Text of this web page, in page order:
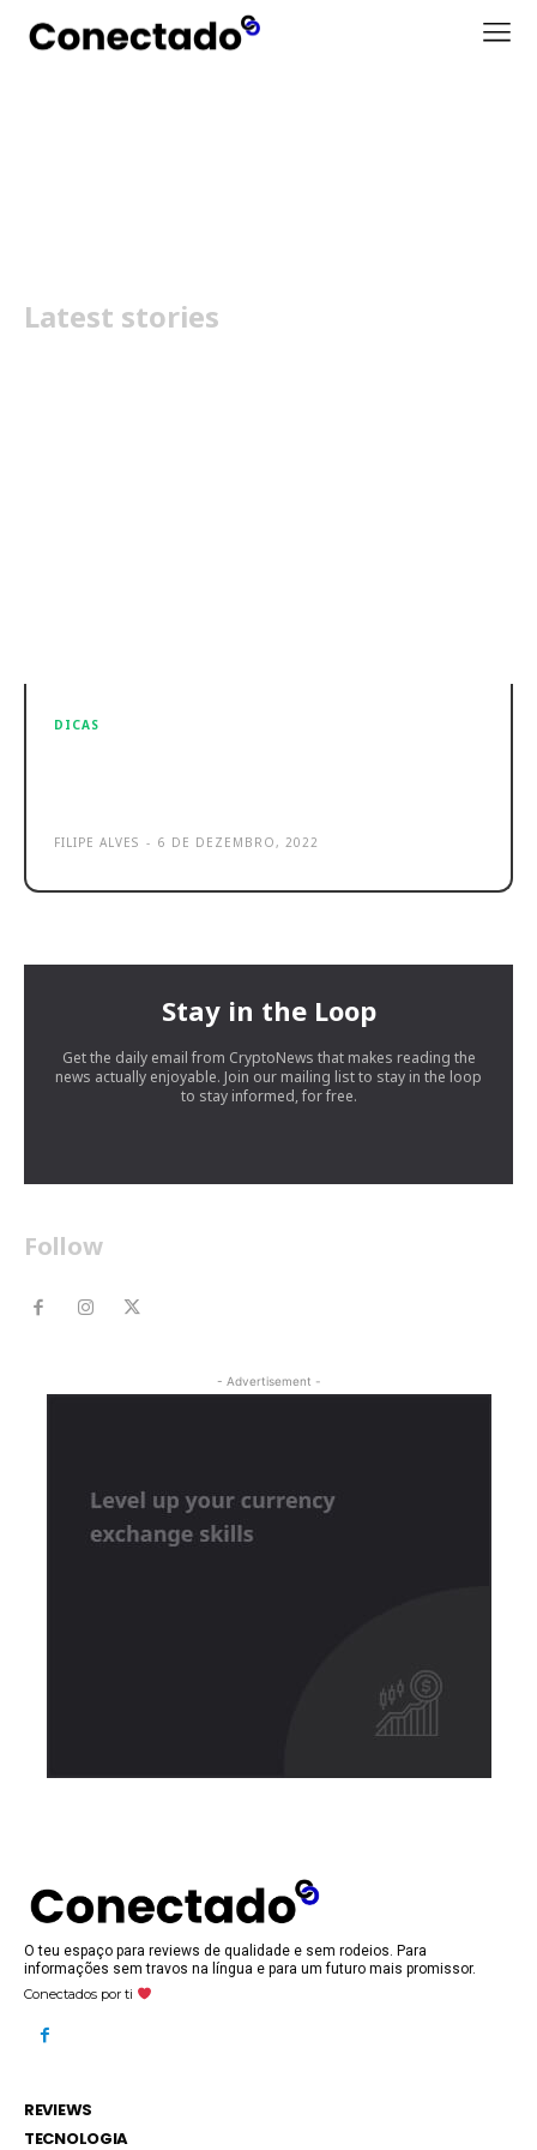
Latest stories
DICAS
FILIPE ALVES - 6 DE DEZEMBRO, 2022
Stay in the Loop
Get the daily email from CryptoNews that makes reading the
news actually enjoyable. Join our mailing list to stay in the loop
to stay informed, for free.
Follow
- Advertisement -
O teu espaço para reviews de qualidade e sem rodeios. Para
informações sem travos na língua e para um futuro mais promissor.
Conectados por ti
REVIEWS
TECNOLOGIA